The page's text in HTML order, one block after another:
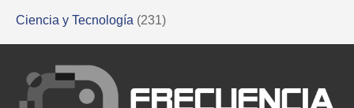
Ciencia y Tecnología (231)